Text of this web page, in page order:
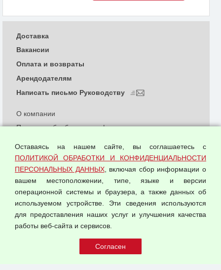
© 2026 ООО "Феникс"
О компании
Политика обработки и конфиденциальности
Согласием на обработку персональных данных
Оферта оптовой купли-продажи
Публичная оферта
Доставка
Вакансии
Оплата и возвраты
Арендодателям
Написать письмо Руководству
Оставаясь на нашем сайте, вы соглашаетесь с
ПОЛИТИКОЙ ОБРАБОТКИ И КОНФИДЕНЦИАЛЬНОСТИ
ПЕРСОНАЛЬНЫХ ДАННЫХ, включая сбор информации о
вашем местоположении, типе, языке и версии
операционной системы и браузера, а также данных об
используемом устройстве. Эти сведения используются
для предоставления наших услуг и улучшения качества
работы веб-сайта и сервисов.